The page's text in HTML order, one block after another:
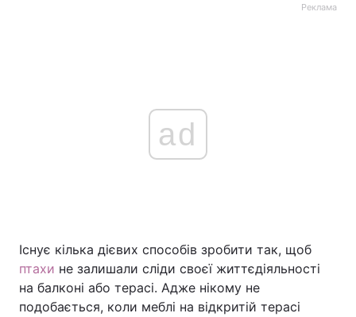
Головна Війна
Україна Політика
Реклама
ad
Існує кілька дієвих способів зробити так, щоб
птахи не залишали сліди своєї життєдіяльності
на балконі або терасі. Адже нікому не
подобається, коли меблі на відкритій терасі